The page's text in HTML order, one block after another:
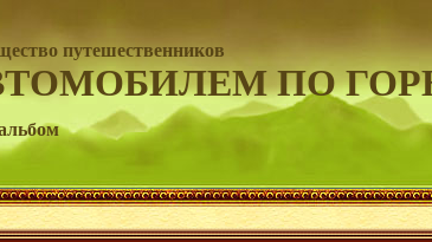
путешественников
ПО